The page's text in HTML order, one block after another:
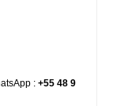
: +55 48 9